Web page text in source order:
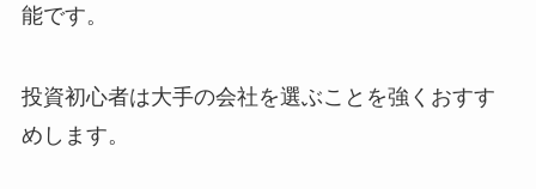
能です。
投資初心者は大手の会社を選ぶことを強くおすす
めします。